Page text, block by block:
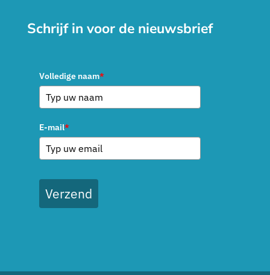
Schrijf in voor de nieuwsbrief
Volledige naam*
E-mail*
Verzend